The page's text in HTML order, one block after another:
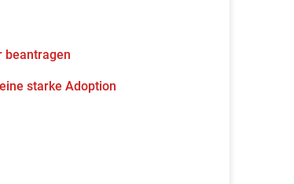
beantragen
starke Adoption